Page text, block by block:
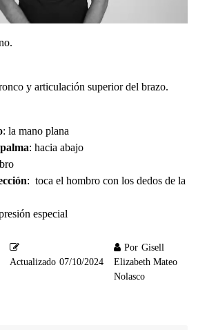
y articulación superior del brazo.
: la mano plana
: hacia abajo
: toca el hombro con los dedos de la
especial
Actualizado 07/10/2024
Por Gisell
Elizabeth Mateo
Nolasco